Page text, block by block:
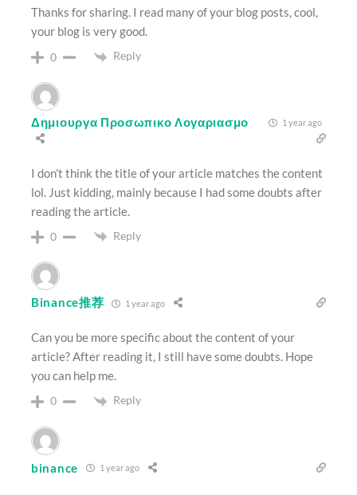
Thanks for sharing. I read many of your blog posts, cool,
your blog is very good.
0 Reply
Δημιουργα Προσωπικο Λογαριασμο 1 year ago
I don’t think the title of your article matches the content
lol. Just kidding, mainly because I had some doubts after
reading the article.
0 Reply
Binance推荐 1 year ago
Can you be more specific about the content of your
article? After reading it, I still have some doubts. Hope
you can help me.
0 Reply
binance 1 year ago